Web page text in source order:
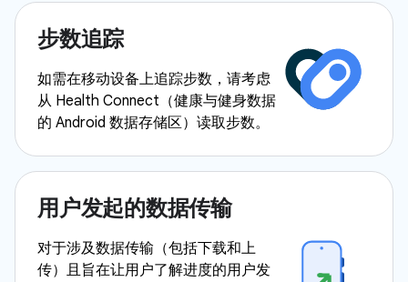
步数追踪
如需在移动设备上追踪步数，请考虑
从 Health Connect（健康与健身数据
的 Android 数据存储区）读取步数。
用户发起的数据传输
对于涉及数据传输（包括下载和上
传）且旨在让用户了解进度的用户发